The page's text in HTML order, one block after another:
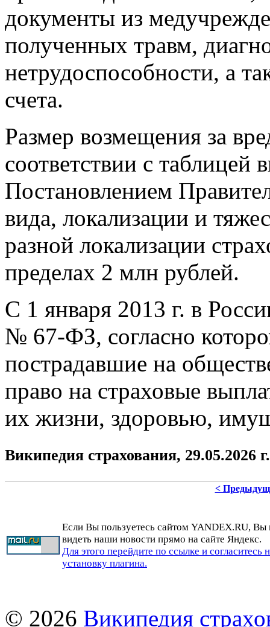
документы из
полученных травм,
нетрудоспособности, а
счета.
Размер возмещения за
соответствии с таблицей
Постановлением
вида, локализации и
разной локализации
пределах 2 млн рублей.
С 1 января 2013 г. в
№ 67-ФЗ, согласно
пострадавшие на
право на страховые
их жизни, здоровью,
Википедия страхования, 29.05.2026 г.
<
Если Вы пользуетесь сайтом YANDEX.RU, Вы
видеть наши новости прямо на сайте Яндекс.
Для этого перейдите по ссылке и согласитесь
установку плагина.
© 2026 Википедия